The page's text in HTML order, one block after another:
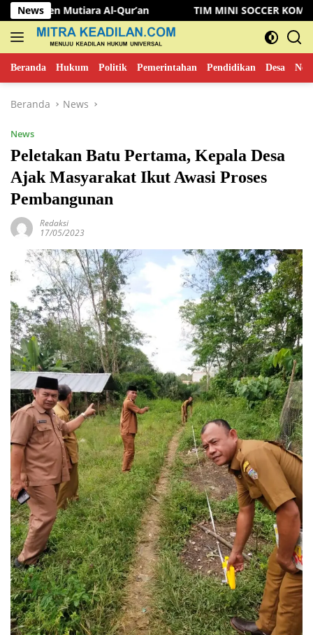
Langsung
ke
konten
News
Al-Qur’an TIM MINI SOCCER KOMINFO MUSI
Beranda Hukum Politik Pemerintahan Pendidikan Desa
Beranda News
News
Peletakan Batu Pertama, Kepala Desa
Ajak Masyarakat Ikut Awasi Proses
Pembangunan
Redaksi
17/05/2023